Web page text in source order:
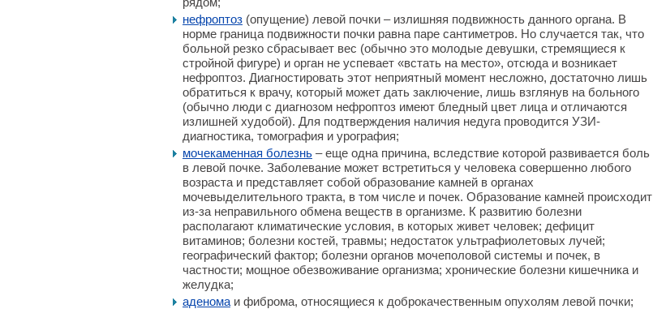
нефроптоз (опущение) левой почки – излишняя подвижность данного органа. В
норме граница подвижности почки равна паре сантиметров. Но случается так, что
больной резко сбрасывает вес (обычно это молодые девушки, стремящиеся к
стройной фигуре) и орган не успевает «встать на место», отсюда и возникает
нефроптоз. Диагностировать этот неприятный момент несложно, достаточно лишь
обратиться к врачу, который может дать заключение, лишь взглянув на больного
(обычно люди с диагнозом нефроптоз имеют бледный цвет лица и отличаются
излишней худобой). Для подтверждения наличия недуга проводится УЗИ-
диагностика, томография и урография;
мочекаменная болезнь – еще одна причина, вследствие которой развивается боль
в левой почке. Заболевание может встретиться у человека совершенно любого
возраста и представляет собой образование камней в органах
мочевыделительного тракта, в том числе и почек. Образование камней происходит
из-за неправильного обмена веществ в организме. К развитию болезни
располагают климатические условия, в которых живет человек; дефицит
витаминов; болезни костей, травмы; недостаток ультрафиолетовых лучей;
географический фактор; болезни органов мочеполовой системы и почек, в
частности; мощное обезвоживание организма; хронические болезни кишечника и
желудка;
аденома и фиброма, относящиеся к доброкачественным опухолям левой почки;